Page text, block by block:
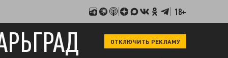
18+
ОТКЛЮЧИТЬ РЕКЛАМУ